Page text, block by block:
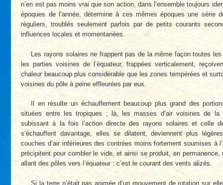
n’en est pas moins vrai que son action, dans l’ensemble toujours
époques de l’année, détermine à ces mêmes époques une série
réguliers, troublés seulement parfois par de petits courants
influences locales et momentanées.
Les rayons solaires ne frappent pas de la même façon toutes
les parties voisines de l’équateur, frappées verticalement,
chaleur beaucoup plus considérable que les zones tempérées et
voisines du pôle à peine effleurées par eux.
Il en résulte un échauffement beaucoup plus grand des
situées entre les tropiques ; là, les masses d’air voisines de la
subissant à la fois l’action directe des rayons solaires et celle
s’échauffent davantage, elles se dilatent, deviennent plus
couches d’air inférieures des contrées moins fortement soumises à
précipitent pour combler le vide, et ainsi se produit, en permanence,
allant des pôles vers l’équateur : c’est le courant des vents alizés.
Si la terre n’était pas animée d’un mouvement de rotation sur